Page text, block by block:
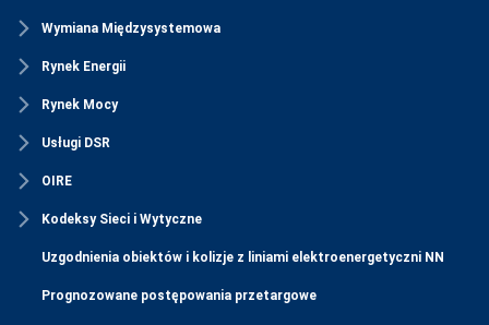
Wymiana Międzysystemowa
Rynek Energii
Rynek Mocy
Usługi DSR
OIRE
Kodeksy Sieci i Wytyczne
Uzgodnienia obiektów i kolizje z liniami elektroenergetyczni NN
Prognozowane postępowania przetargowe